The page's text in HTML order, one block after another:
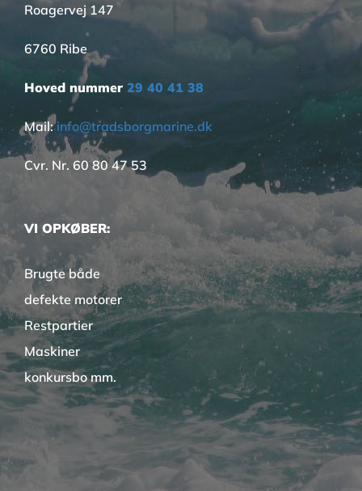
Roagervej 147
6760 Ribe
Hoved nummer 29 40 41 38
Mail:info@tradsborgmarine.dk
Cvr. Nr. 60 80 47 53
VI OPKØBER:
Brugte både
defekte motorer
Restpartier
Maskiner
konkursbo mm.